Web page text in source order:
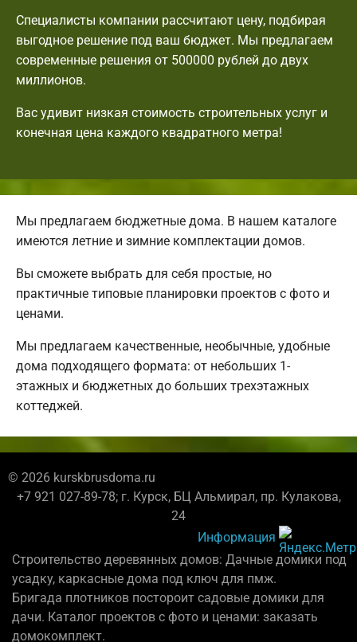
Специалисты компании рассчитают цену, подбирая
выгодное решение под ваш бюджет. Мы предлагаем
современные решения от 500000 рублей до двух
миллионов.
Вас удивит низкая стоимость строительных услуг и
конечная цена каждого квадратного метра!
Мы предлагаем бюджетные дома. В нашем каталоге
имеются летние и зимние комплектации домов.
Вы сможете выбрать для себя простые, но
практичные типовые планировки проектов с фото и
ценами.
Мы предлагаем качественные, необычные, удобные
дома подходящего формата: от небольших 1-
этажных и бюджетных до больших трехэтажных
коттеджей.
© 2026 kurskbrusdoma.ru
+7 921 027-89-78; г. Курск, БЦ Альмирал, пр. Кулакова,
24
Информация
Строительство деревянных домов: Дачные домики под
усадку, каркасные дома под ключ для пмж.
Бригада плотников постороит садовые домики для
дачи. Каталог проектов с фото и ценами: заказать
домокомплект.